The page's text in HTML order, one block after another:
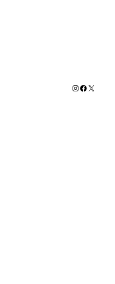
Instagram
Facebook
X